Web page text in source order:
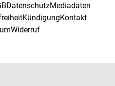
DatenschutzMediadaten
KündigungKontakt
Widerruf